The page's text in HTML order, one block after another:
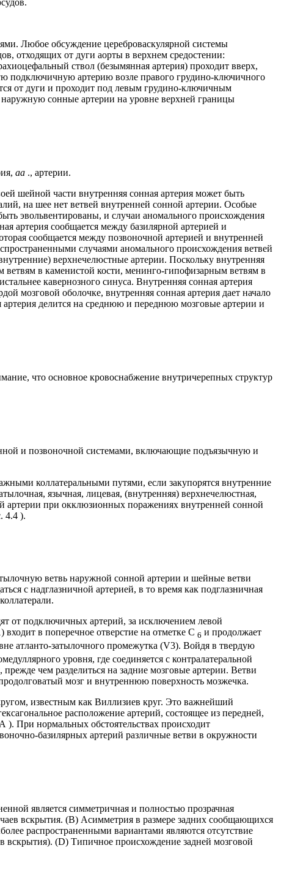
Любое обсуждение цереброваскулярной системы
отходящих от дуги аорты в верхнем средостении:
ствол (безымянная артерия) проходит вверх,
подключичную артерию возле правого грудино-ключичного
от дуги и проходит под левым грудино-ключичным
сонные артерии на уровне верхней границы
aa ., артерии.
шейной части внутренняя сонная артерия может быть
на шее нет ветвей внутренней сонной артерии. Особые
эвольвентированы, и случаи аномального происхождения
артерия сообщается между базилярной артерией и
сообщается между позвоночной артерией и внутренней
случаями аномального происхождения ветвей
верхнечелюстные артерии. Поскольку внутренняя
ветвям в каменистой кости, менинго-гипофизарным ветвям в
кавернозного синуса. Внутренняя сонная артерия
мозговой оболочке, внутренняя сонная артерия дает начало
делится на среднюю и переднюю мозговые артерии и
что основное кровоснабжение внутричерепных структур
и позвоночной системами, включающие подъязычную и
коллатеральными путями, если закупорятся внутренние
язычная, лицевая, (внутренняя) верхнечелюстная,
артерии при окклюзионных поражениях внутренней сонной
4.4 ).
ветвь наружной сонной артерии и шейные ветви
с надглазничной артерией, в то время как подглазничная
от подключичных артерий, за исключением левой
в поперечное отверстие на отметке С 6 и продолжает
атланто-затылочного промежутка (V3). Войдя в твердую
уровня, где соединяется с контралатеральной
чем разделиться на задние мозговые артерии. Ветви
мозг и внутреннюю поверхность мозжечка.
известным как Виллизиев круг. Это важнейший
расположение артерий, состоящее из передней,
При нормальных обстоятельствах происходит
базилярных артерий различные ветви в окружности
является симметричная и полностью прозрачная
вскрытия. (B) Асимметрия в размере задних сообщающихся
распространенными вариантами являются отсутствие
вскрытия). (D) Типичное происхождение задней мозговой